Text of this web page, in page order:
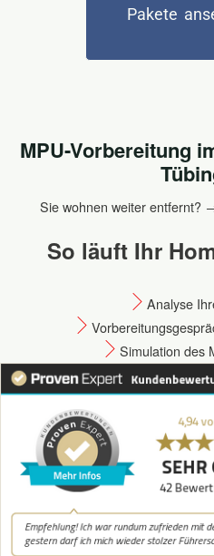
Pakete
MPU-Vorbereitung
Sie wohnen weiter entfernt?
So läuft Ihr
Analyse
Simulation des